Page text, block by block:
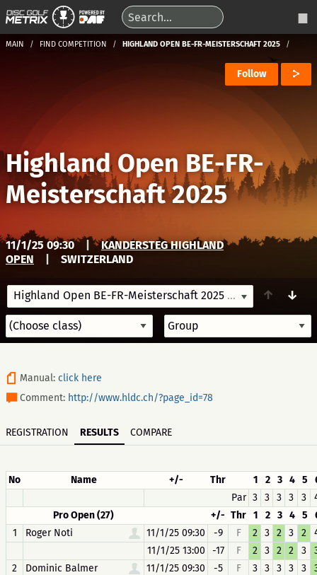
MAIN FIND COMPETITION HIGHLAND OPEN BE-FR-MEISTERSCHAFT 2025
Follow
Highland Open BE-FR-
Meisterschaft 2025
11/1/25 09:30
KANDERSTEG HIGHLAND
OPEN
SWITZERLAND
Highland Open BE-FR-Meisterschaft 2025 ↑ ↓
Manual: click here
Comment: http://www.hldc.ch/?page_id=78
REGISTRATION RESULTS COMPARE
No Name +/- Thr 1 2 3 4 5
Par 3 3 3 3 3
Pro Open (27)
+/- Thr 1 2 3 4 5
1
Roger Noti 11/1/25 09:30 -9 F 2 3 2 3 2
11/1/25 13:00
-17 F 2 3 2 2 3
2
Dominic Balmer 11/1/25 09:30 -5 F 3 3 3 3 3